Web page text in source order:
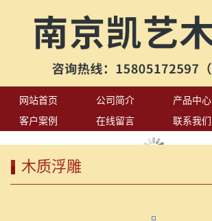
网站首页 公司简介 产品中心
客户案例
在线留言 联系我们
木质浮雕